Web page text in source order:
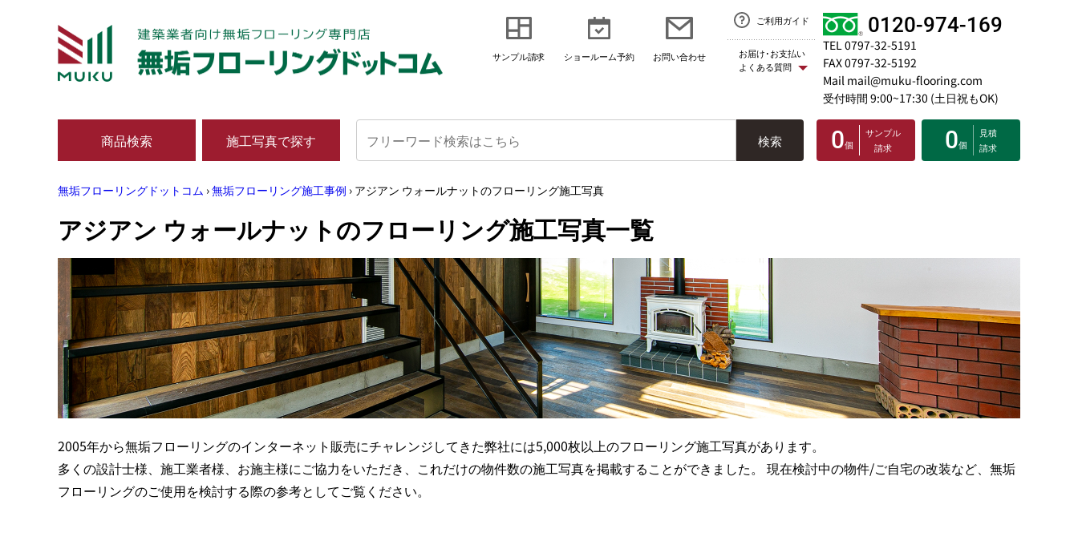
サンプル請求 ショールーム予約 お問い合わせ
ご利用ガイド
お届け･お支払い
よくある質問
0120-974-169
TEL 0797-32-5191
FAX 0797-32-5192
Mail mail@muku-flooring.com
受付時間 9:00~17:30 (土日祝もOK)
商品検索 施工写真で探す 検索 0個
サンプル
請求
0個
見積
請求
無垢フローリングドットコム ›無垢フローリング施工事例 › アジアン ウォールナットのフローリング施工写真
アジアン ウォールナットのフローリング施工写真一覧
2005年から無垢フローリングのインターネット販売にチャレンジしてきた弊社には5,000枚以上のフローリング施工写真があります。
多くの設計士様、施工業者様、お施主様にご協力をいただき、これだけの物件数の施工写真を掲載することができました。 現在検討中の物件/ご自宅の改装など、無垢
フローリングのご使用を検討する際の参考としてご覧ください。